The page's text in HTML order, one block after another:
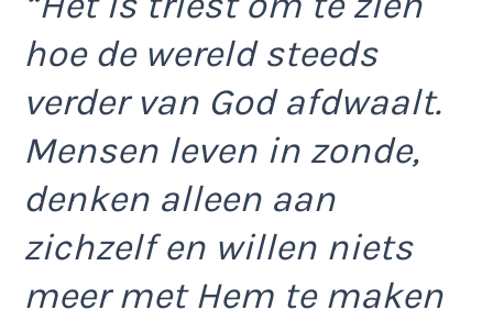
hoe de wereld steeds
verder van God afdwaalt.
Mensen leven in zonde,
denken alleen aan
zichzelf en willen niets
meer met Hem te maken